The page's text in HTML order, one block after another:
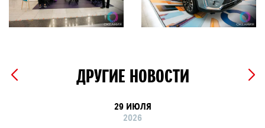
ДРУГИЕ НОВОСТИ
29 ИЮЛЯ
2026